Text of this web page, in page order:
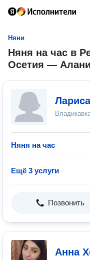
Няни
Няня на час в
Осетия —
Няня на час
Ещё 3 услуги
Позвонить
Анна